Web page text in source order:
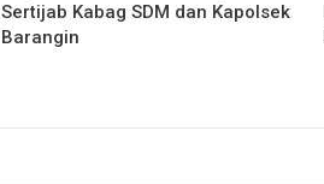
Sertijab Kabag SDM dan Kapolsek
Barangin